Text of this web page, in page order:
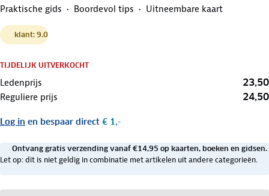
Praktische gids Boordevol tips Uitneembare kaart
klant: 9.0
TIJDELIJK UITVERKOCHT
Ledenprijs 23,50
Reguliere prijs 24,50
Log in en bespaar direct € 1,-
Ontvang gratis verzending vanaf €14,95 op kaarten, boeken en gidsen.
Let op: dit is niet geldig in combinatie met artikelen uit andere categorieën.